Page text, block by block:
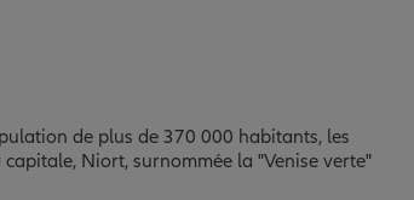
de plus de 370 000 habitants, les
Niort, surnommée la "Venise verte"